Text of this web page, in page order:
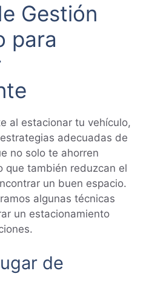
Gestión
para
al estacionar tu vehículo,
adecuadas de
no solo te ahorren
que también reduzcan el
un buen espacio.
algunas técnicas
un estacionamiento
de